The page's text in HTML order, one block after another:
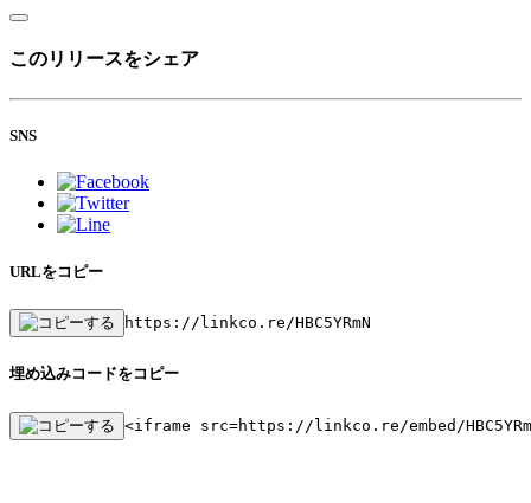
このリリースをシェア
SNS
URLをコピー
https://linkco.re/HBC5YRmN
埋め込みコードをコピー
<iframe src=https://linkco.re/embed/